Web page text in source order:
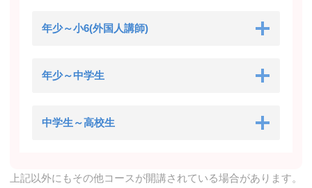
年少～小6(外国人講師)
年少～中学生
中学生～高校生
上記以外にもその他コースが開講されている場合があります。